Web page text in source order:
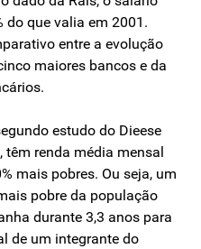
do que valia em 2001.
entre a evolução
maiores bancos e da
estudo do Dieese
renda média mensal
mais pobres. Ou seja, um
pobre da população
durante 3,3 anos para
de um integrante do